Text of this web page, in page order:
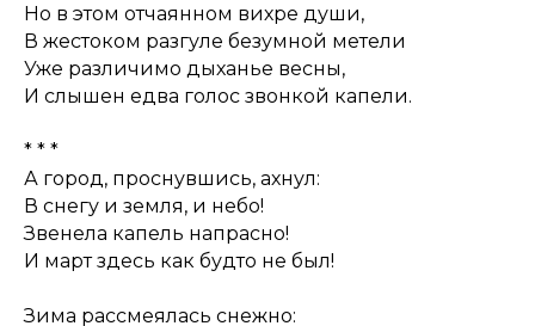
Но в этом отчаянном вихре души,
В жестоком разгуле безумной метели
Уже различимо дыханье весны,
И слышен едва голос звонкой капели.
* * *
А город, проснувшись, ахнул:
В снегу и земля, и небо!
Звенела капель напрасно!
И март здесь как будто не был!
Зима рассмеялась снежно: